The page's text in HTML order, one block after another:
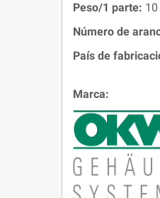
Peso/1 parte: 10
Número de
País de
Marca: